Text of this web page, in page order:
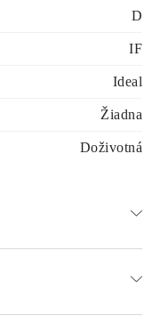
D
IF
Ideal
Žiadna
Doživotná